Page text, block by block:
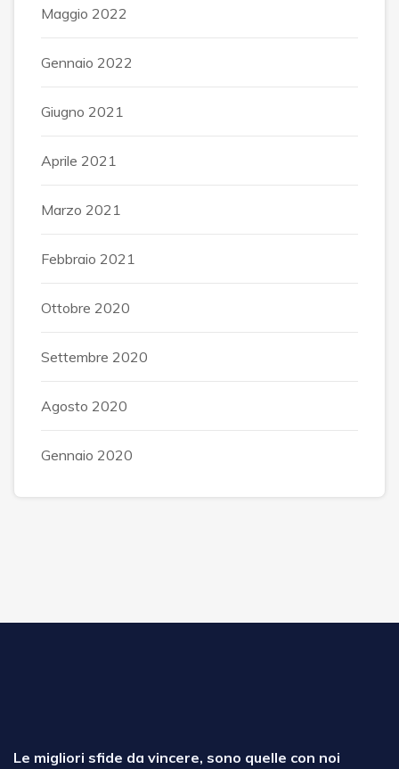
Maggio 2022
Gennaio 2022
Giugno 2021
Aprile 2021
Marzo 2021
Febbraio 2021
Ottobre 2020
Settembre 2020
Agosto 2020
Gennaio 2020
Le migliori sfide da vincere, sono quelle con noi